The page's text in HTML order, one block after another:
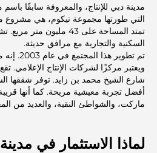
مدينة دبي للإنتاج، والمعروفة سابقًا باسم
التي طورتها مجموعة تيكوم، هي مشروع
تمتد المساحة على 43
السكنية والتجارية مع مرافق حديثة.
تم تطوير
ويعتبر مركزًا لشركات الإنتاج الإعلامي.
شارع الشيخ محمد بن زايد. توفر شققها
أفضل تجربة معيشية مريحة. كما أنها
ماركت، والشواطئ النقية، والعديد من
لماذا الاستثمار في